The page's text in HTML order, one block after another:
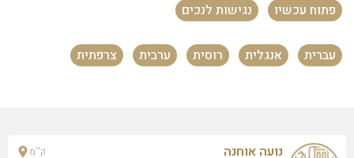
פתוח עכשיו נגישות לנכים
עברית אנגלית רוסית ערבית צרפתית
נועה אוחנה ק''מ